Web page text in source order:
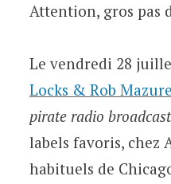
Attention, gros pas
Le vendredi 28
Locks & Rob
pirate radio
labels favoris, chez
habituels de